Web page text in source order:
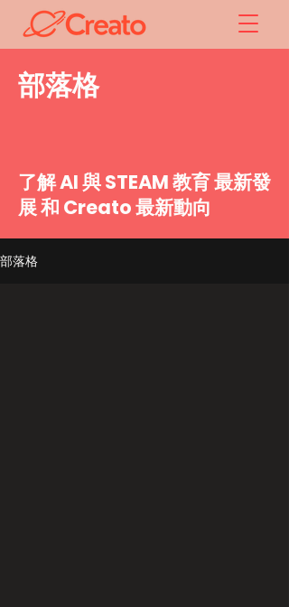
​部落格
了解 AI 與 STEAM 教育 最新發
展 和 Creato 最新動向
部落格